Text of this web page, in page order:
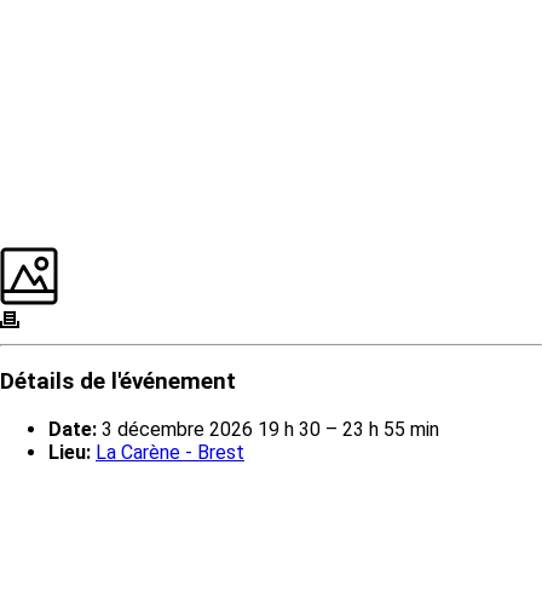
Détails de l'événement
Date: 3 décembre 2026 19 h 30 – 23 h 55 min
Lieu: La Carène - Brest